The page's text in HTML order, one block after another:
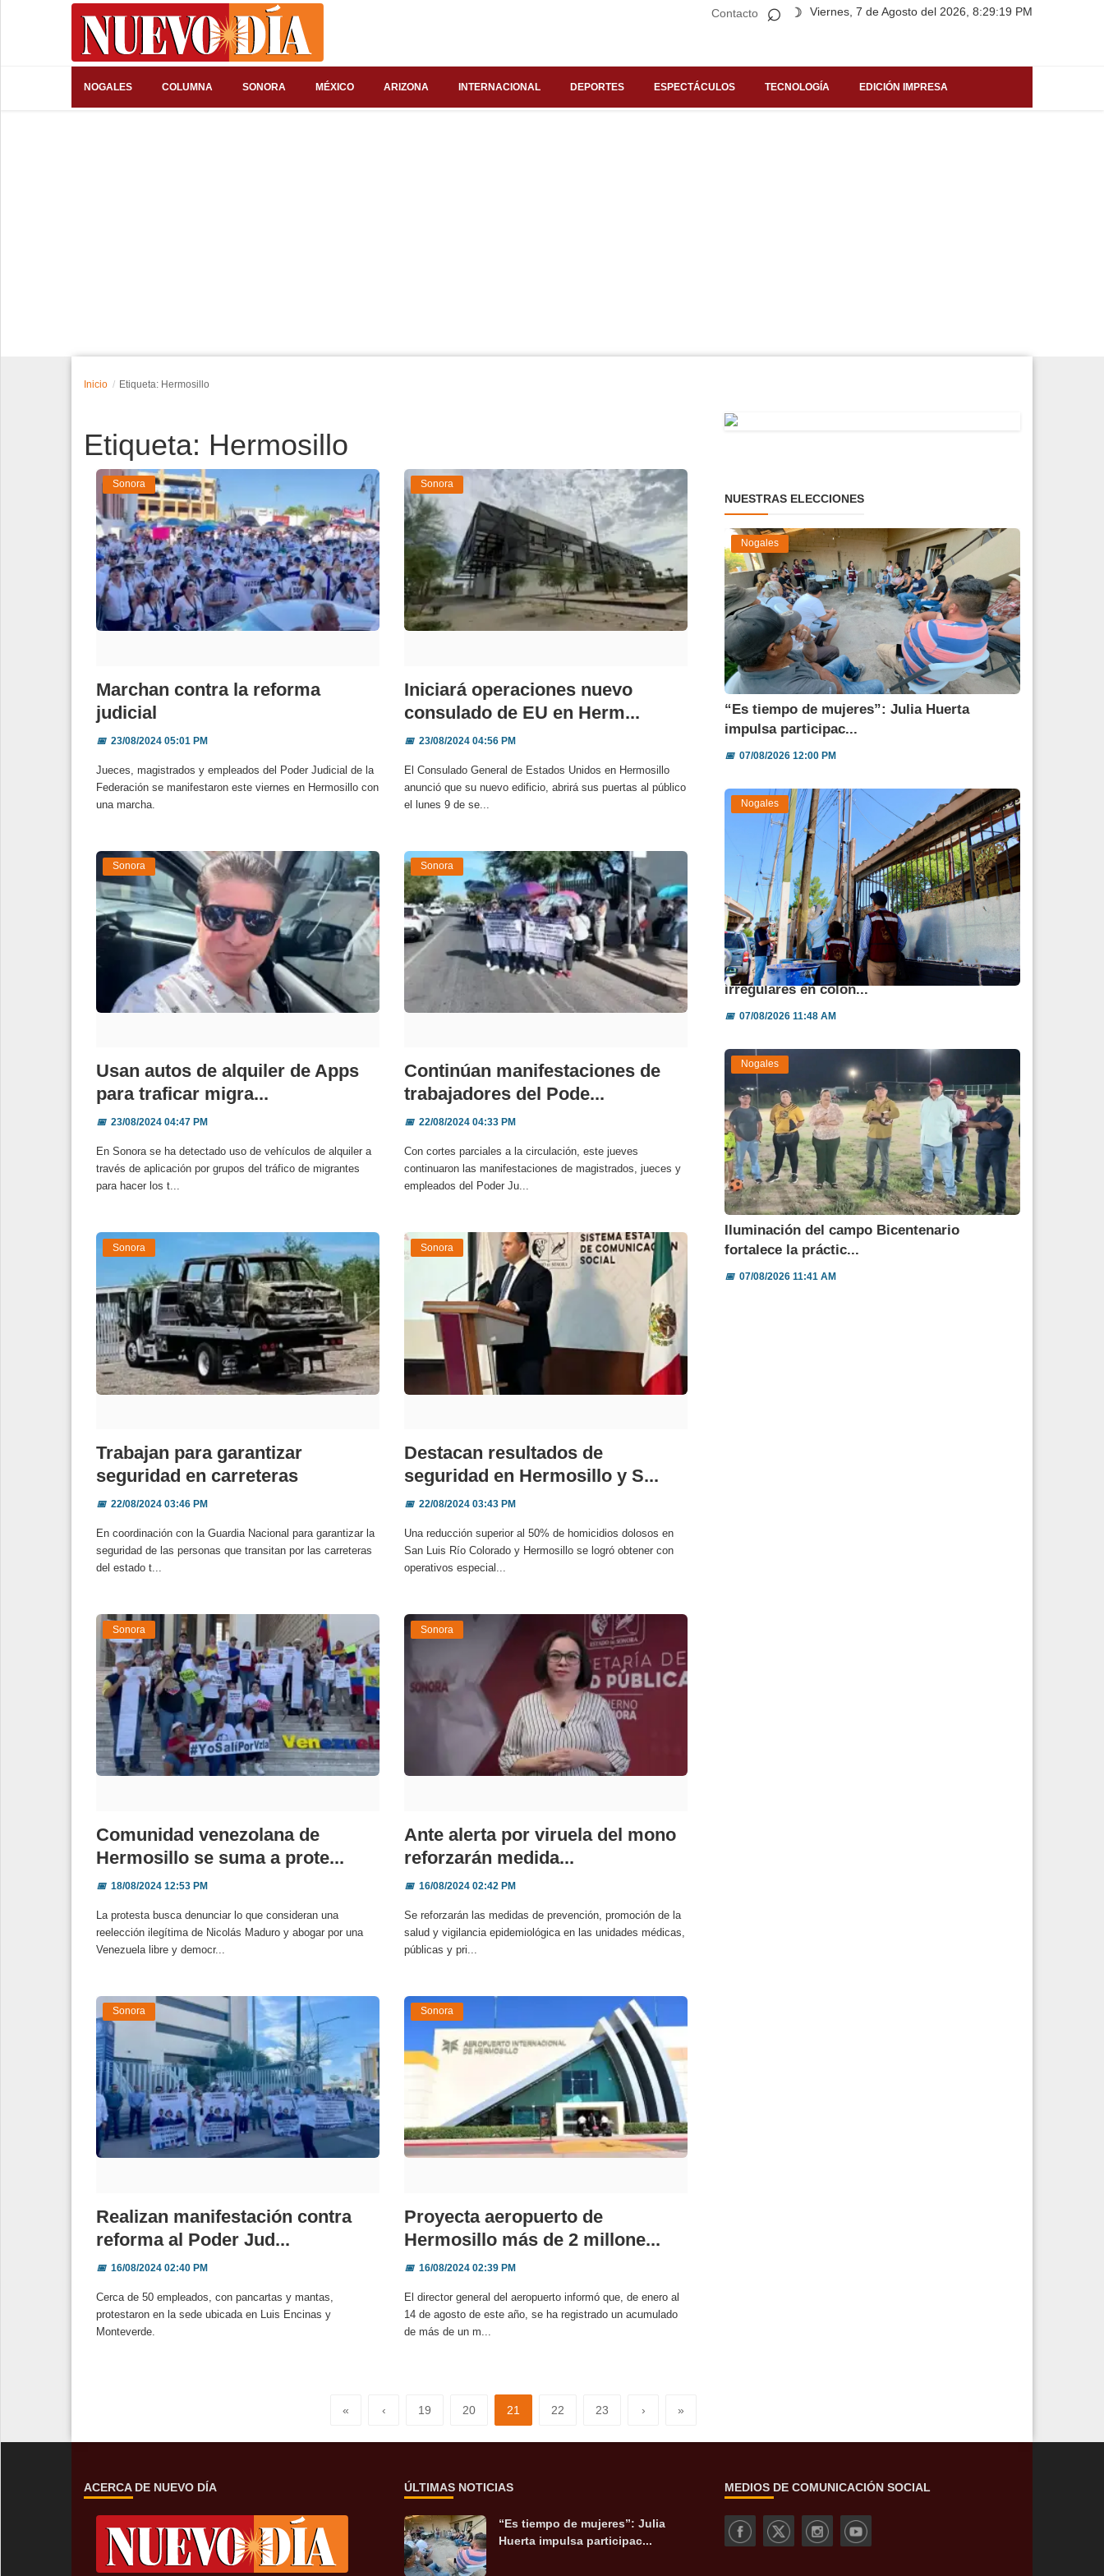
Contacto Viernes, 7 de Agosto del 2026, 8:29:19 PM
⌕ ☽
NOGALES COLUMNA SONORA MÉXICO ARIZONA INTERNACIONAL DEPORTES ESPECTÁCULOS TECNOLOGÍA EDICIÓN IMPRESA
Edición Impresa
Inicio Etiqueta: Hermosillo
Etiqueta: Hermosillo
Sonora
Marchan contra la reforma
judicial
📅23/08/2024 05:01 PM
Jueces, magistrados y empleados del Poder Judicial de la
Federación se manifestaron este viernes en Hermosillo con
una marcha.
Sonora
Iniciará operaciones nuevo
consulado de EU en Herm...
📅23/08/2024 04:56 PM
El Consulado General de Estados Unidos en Hermosillo
anunció que su nuevo edificio, abrirá sus puertas al público
el lunes 9 de se...
Sonora
Usan autos de alquiler de Apps
para traficar migra...
📅23/08/2024 04:47 PM
En Sonora se ha detectado uso de vehículos de alquiler a
través de aplicación por grupos del tráfico de migrantes
para hacer los t...
Sonora
Continúan manifestaciones de
trabajadores del Pode...
📅22/08/2024 04:33 PM
Con cortes parciales a la circulación, este jueves
continuaron las manifestaciones de magistrados, jueces y
empleados del Poder Ju...
Sonora
Trabajan para garantizar
seguridad en carreteras
📅22/08/2024 03:46 PM
En coordinación con la Guardia Nacional para garantizar la
seguridad de las personas que transitan por las carreteras
del estado t...
Sonora
Destacan resultados de
seguridad en Hermosillo y S...
📅22/08/2024 03:43 PM
Una reducción superior al 50% de homicidios dolosos en
San Luis Río Colorado y Hermosillo se logró obtener con
operativos especial...
Sonora
Comunidad venezolana de
Hermosillo se suma a prote...
📅18/08/2024 12:53 PM
La protesta busca denunciar lo que consideran una
reelección ilegítima de Nicolás Maduro y abogar por una
Venezuela libre y democr...
Sonora
Ante alerta por viruela del mono
reforzarán medida...
📅16/08/2024 02:42 PM
Se reforzarán las medidas de prevención, promoción de la
salud y vigilancia epidemiológica en las unidades médicas,
públicas y pri...
Sonora
Realizan manifestación contra
reforma al Poder Jud...
📅16/08/2024 02:40 PM
Cerca de 50 empleados, con pancartas y mantas,
protestaron en la sede ubicada en Luis Encinas y
Monteverde.
Sonora
Proyecta aeropuerto de
Hermosillo más de 2 millone...
📅16/08/2024 02:39 PM
El director general del aeropuerto informó que, de enero al
14 de agosto de este año, se ha registrado un acumulado
de más de un m...
« ‹ 19 20 21 22 23 › »
NUESTRAS ELECCIONES
Nogales
“Es tiempo de mujeres”: Julia Huerta
impulsa participac...
📅07/08/2026 12:00 PM
Nogales
Avanza regularización de 900 lotes
irregulares en colon...
📅07/08/2026 11:48 AM
Nogales
Iluminación del campo Bicentenario
fortalece la práctic...
📅07/08/2026 11:41 AM
ACERCA DE NUEVO DÍA ÚLTIMAS NOTICIAS
“Es tiempo de mujeres”: Julia
Huerta impulsa participac...
MEDIOS DE COMUNICACIÓN SOCIAL